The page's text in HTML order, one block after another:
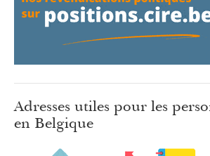
Adresses utiles pour les
en Belgique